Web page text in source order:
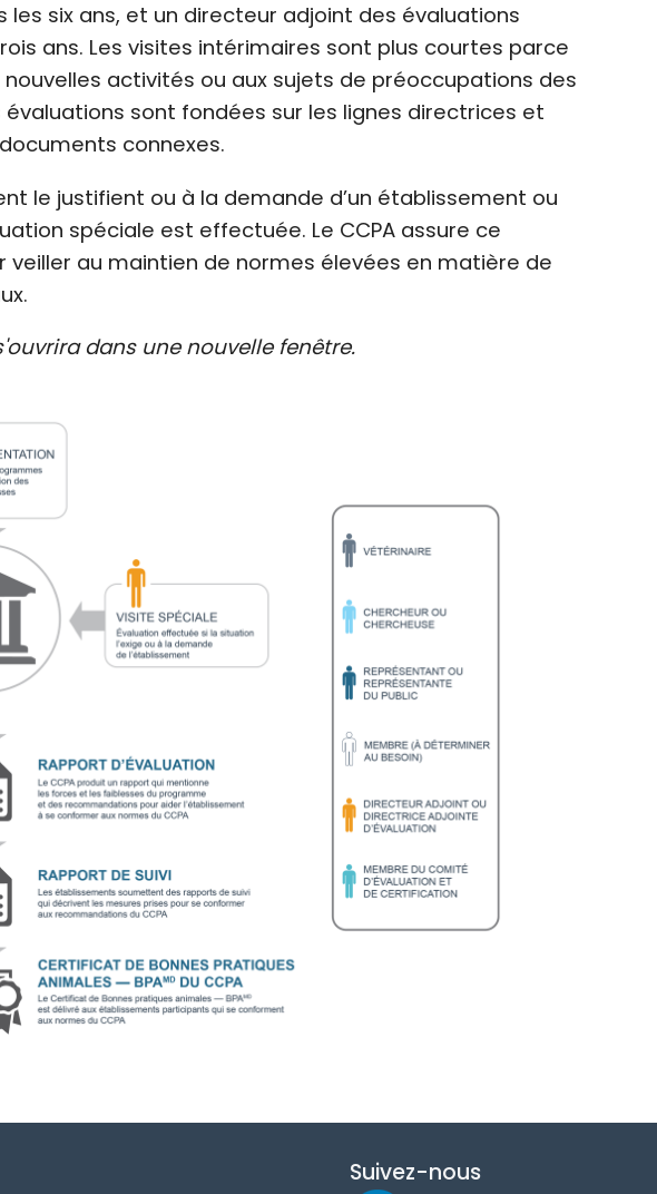
six ans, et un directeur adjoint des évaluations
ans. Les visites intérimaires sont plus courtes parce
activités ou aux sujets de préoccupations des
sont fondées sur les lignes directrices et
connexes.
le justifient ou à la demande d’un établissement ou
spéciale est effectuée. Le CCPA assure ce
veiller au maintien de normes élevées en matière de
dans une nouvelle fenêtre.
Suivez-nous